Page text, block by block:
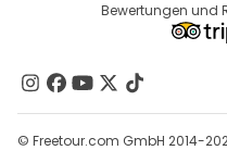
Affiliate-Programm
Reiseziele
Kontakt
Gruppen
Hilfe
Bewertungen und
© Freetour.com GmbH 2014-